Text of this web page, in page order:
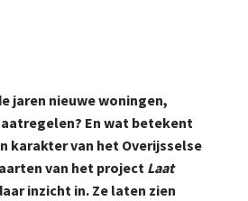
jaren nieuwe woningen,
En wat betekent
karakter van het Overijsselse
van het project Laat
inzicht in. Ze laten zien
Provincies
Dossiers